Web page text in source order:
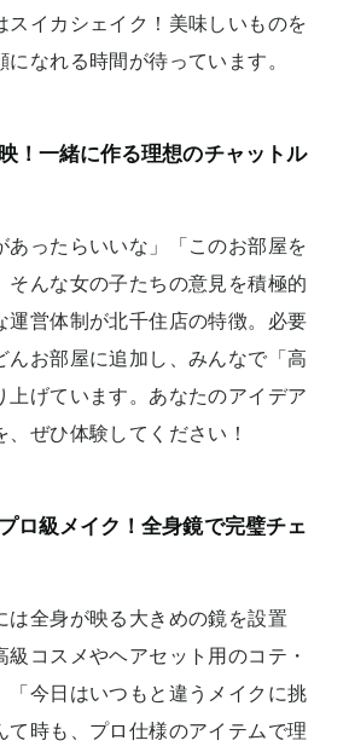
スイカシェイク！美味しいものを
なれる時間が待っています。
！一緒に作る理想のチャットル
あったらいいな」「このお部屋を
そんな女の子たちの意見を積極的
運営体制が北千住店の特徴。必要
んお部屋に追加し、みんなで「高
上げています。あなたのアイデア
ぜひ体験してください！
ロ級メイク！全身鏡で完璧チェ
は全身が映る大きめの鏡を設置
級コスメやヘアセット用のコテ・
「今日はいつもと違うメイクに挑
て時も、プロ仕様のアイテムで理